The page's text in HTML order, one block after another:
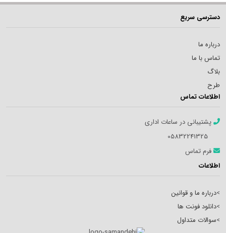
دسترسی سریع
درباره ما
تماس با ما
بلاگ
طرح
اطلاعات تماس
پشتیبانی در ساعات اداری
05832241325
فرم تماس
اطلاعات
>درباره ما و قوانین
>دانلود فونت ها
>سوالات متداول